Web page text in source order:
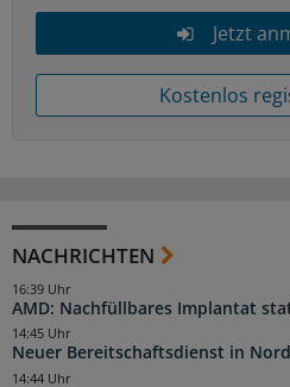
Jetzt
Kostenlos
NACHRICHTEN
AMD: Nachfüllbares Implantat
16:39 Uhr
Neuer Bereitschaftsdienst in
14:45 Uhr
14:44 Uhr